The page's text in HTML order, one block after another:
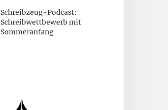
Schreibzeug-Podcast:
Schreibwettbewerb mit
Sommeranfang